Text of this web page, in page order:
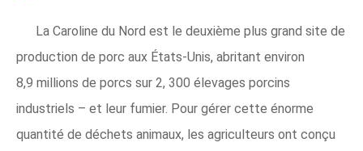
La Caroline du Nord est le deuxième plus grand site de
production de porc aux États-Unis, abritant environ
8,9 millions de porcs sur 2, 300 élevages porcins
industriels – et leur fumier. Pour gérer cette énorme
quantité de déchets animaux, les agriculteurs ont conçu